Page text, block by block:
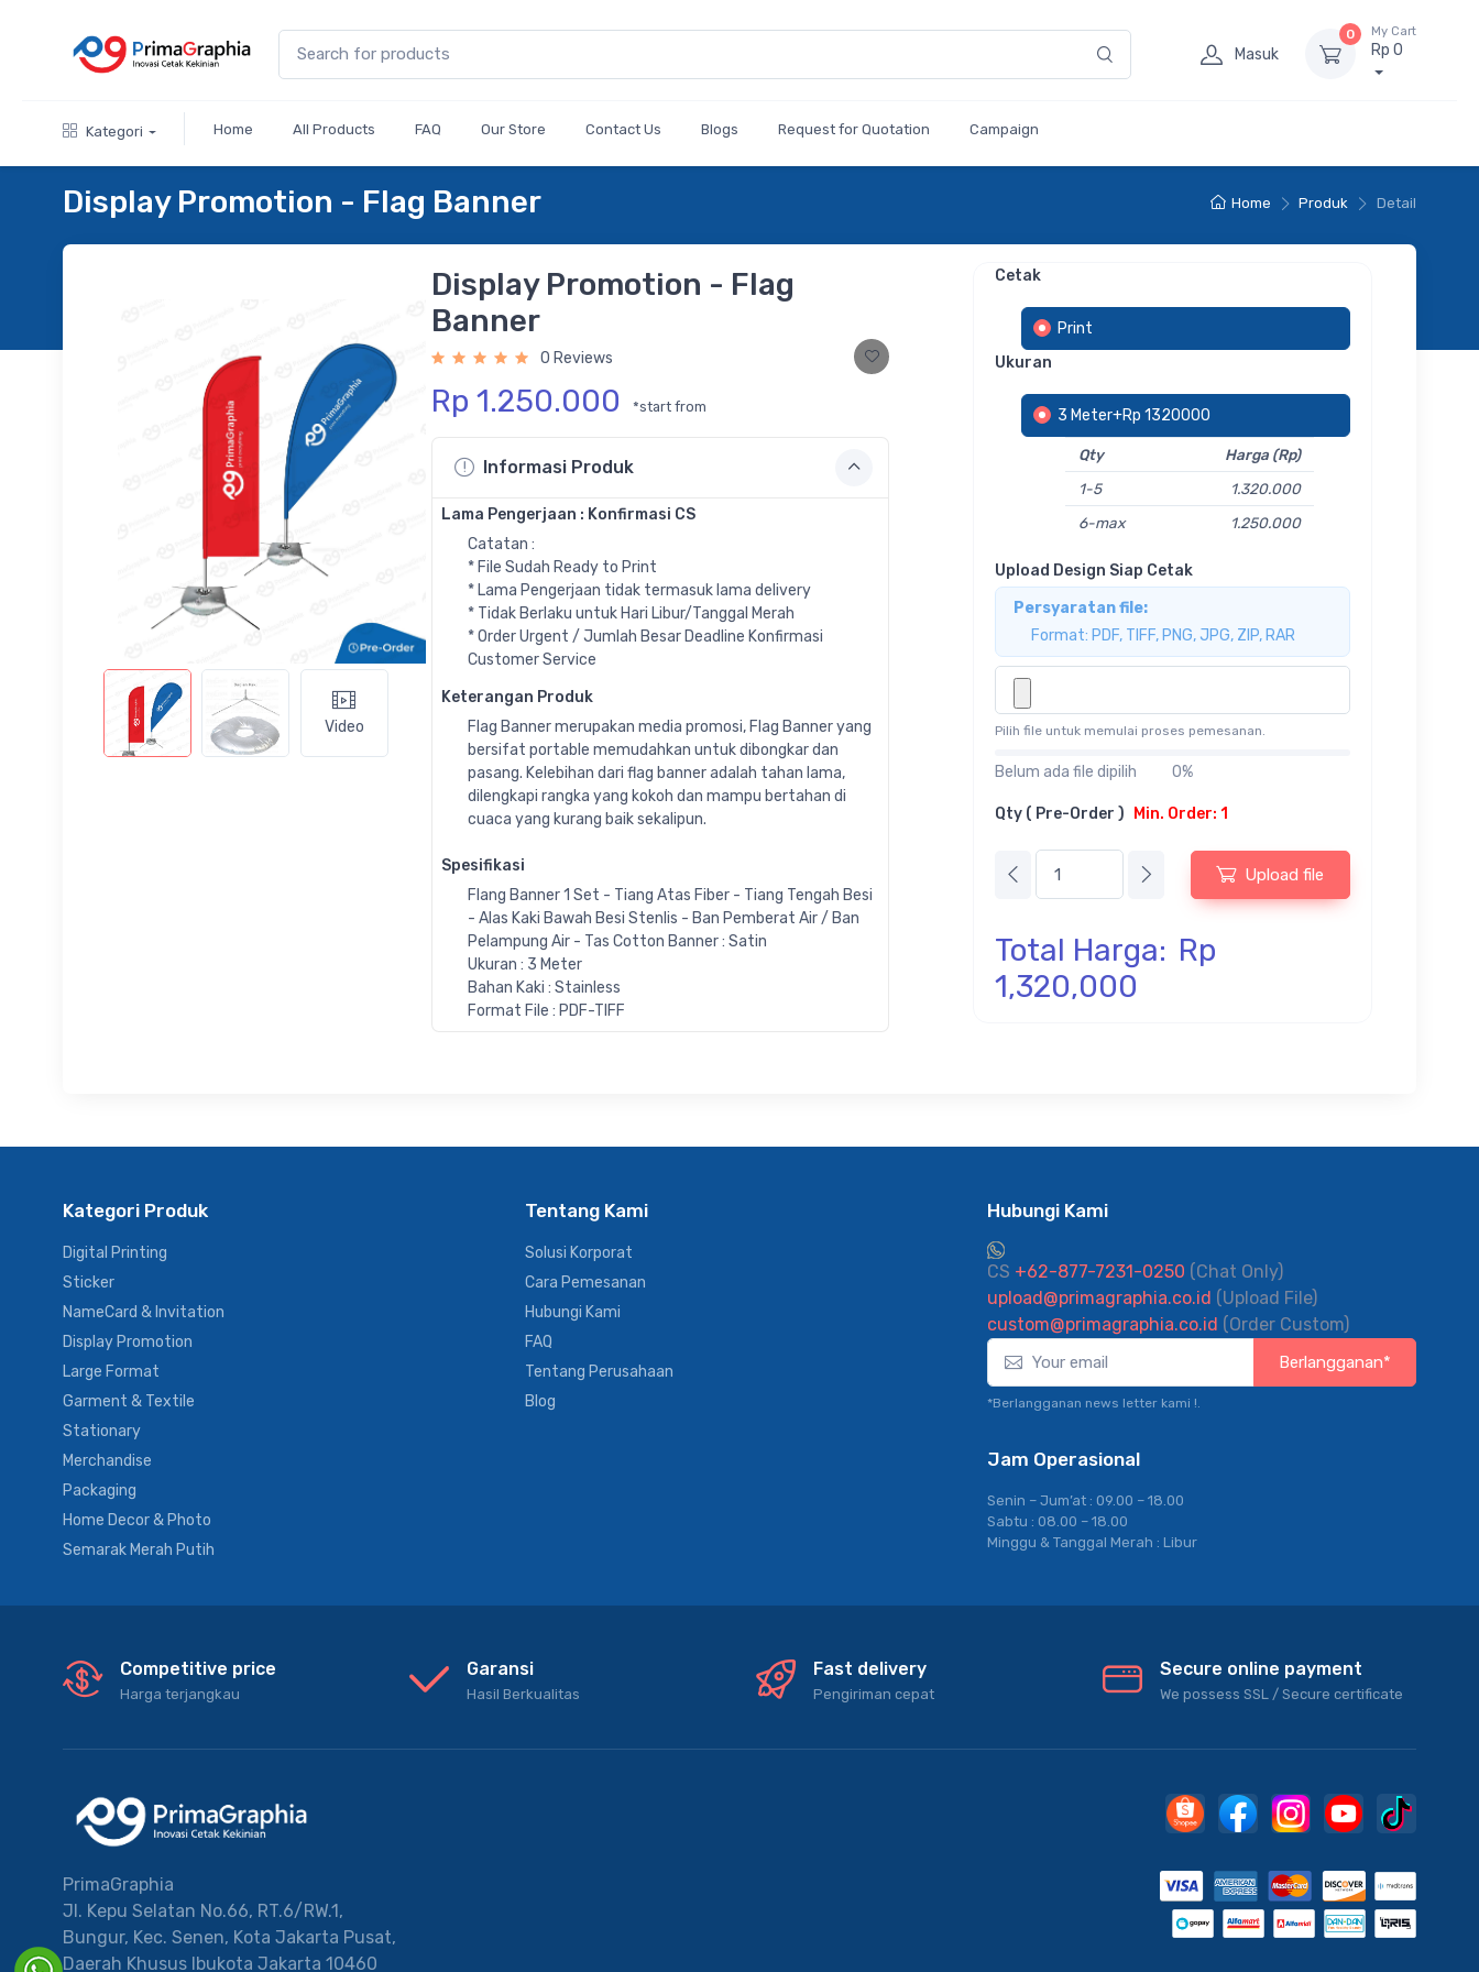
Masuk
0 My Cart
Rp 0
Kategori Home All Products FAQ Our Store Contact Us Blogs Request for Quotation Campaign
Home Produk Detail
Display Promotion - Flag Banner
Video
Display Promotion - Flag
Banner
0 Reviews
Rp 1.250.000 *start from
Informasi Produk
Lama Pengerjaan : Konfirmasi CS
Catatan :
* File Sudah Ready to Print
* Lama Pengerjaan tidak termasuk lama delivery
* Tidak Berlaku untuk Hari Libur/Tanggal Merah
* Order Urgent / Jumlah Besar Deadline Konfirmasi
Customer Service
Keterangan Produk
Flag Banner merupakan media promosi, Flag Banner yang
bersifat portable memudahkan untuk dibongkar dan
pasang. Kelebihan dari flag banner adalah tahan lama,
dilengkapi rangka yang kokoh dan mampu bertahan di
cuaca yang kurang baik sekalipun.
Spesifikasi
Flang Banner 1 Set - Tiang Atas Fiber - Tiang Tengah Besi
- Alas Kaki Bawah Besi Stenlis - Ban Pemberat Air / Ban
Pelampung Air - Tas Cotton Banner : Satin
Ukuran : 3 Meter
Bahan Kaki : Stainless
Format File : PDF-TIFF
Cetak
Print
Ukuran
3 Meter+Rp 1320000
Qty
Harga (Rp)
1-5
1.320.000
6-max
1.250.000
Upload Design Siap Cetak
Persyaratan file:
Format: PDF, TIFF, PNG, JPG, ZIP, RAR
Pilih file untuk memulai proses pemesanan.
0%
Belum ada file dipilih
Qty ( Pre-Order ) Min. Order: 1
Upload file
Total Harga: Rp
1,320,000
Kategori Produk
Digital Printing
Sticker
NameCard & Invitation
Display Promotion
Large Format
Garment & Textile
Stationary
Merchandise
Packaging
Home Decor & Photo
Semarak Merah Putih
Tentang Kami
Solusi Korporat
Cara Pemesanan
Hubungi Kami
FAQ
Tentang Perusahaan
Blog
Hubungi Kami
CS +62-877-7231-0250 (Chat Only)
upload@primagraphia.co.id (Upload File)
custom@primagraphia.co.id (Order Custom)
Berlangganan*
*Berlangganan news letter kami !.
Jam Operasional
Senin – Jum’at : 09.00 – 18.00
Sabtu : 08.00 – 18.00
Minggu & Tanggal Merah : Libur
Competitive price
Harga terjangkau
Garansi
Hasil Berkualitas
Fast delivery
Pengiriman cepat
Secure online payment
We possess SSL / Secure сertificate
PrimaGraphia
Jl. Kepu Selatan No.66, RT.6/RW.1,
Bungur, Kec. Senen, Kota Jakarta Pusat,
Daerah Khusus Ibukota Jakarta 10460